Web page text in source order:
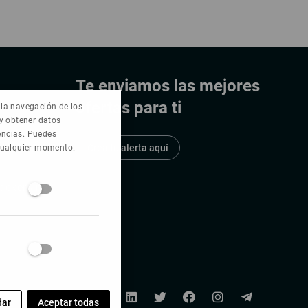
Te enviamos las mejores
ofertas para ti
Crea tu alerta aquí
navegación de los
obtener datos
Puedes
momento.
Aceptar todas